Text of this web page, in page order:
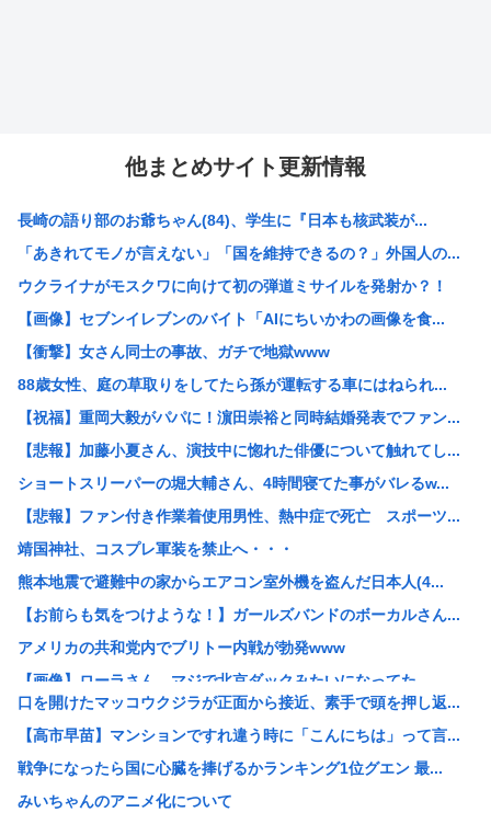
他まとめサイト更新情報
長崎の語り部のお爺ちゃん(84)、学生に『日本も核武装が...
「あきれてモノが言えない」「国を維持できるの？」外国人の...
ウクライナがモスクワに向けて初の弾道ミサイルを発射か？！
【画像】セブンイレブンのバイト「AIにちいかわの画像を食...
【衝撃】女さん同士の事故、ガチで地獄www
88歳女性、庭の草取りをしてたら孫が運転する車にはねられ...
【祝福】重岡大毅がパパに！濵田崇裕と同時結婚発表でファン...
【悲報】加藤小夏さん、演技中に惚れた俳優について触れてし...
ショートスリーパーの堀大輔さん、4時間寝てた事がバレるw...
【悲報】ファン付き作業着使用男性、熱中症で死亡 スポーツ...
靖国神社、コスプレ軍装を禁止へ・・・
熊本地震で避難中の家からエアコン室外機を盗んだ日本人(4...
【お前らも気をつけような！】ガールズバンドのボーカルさん...
アメリカの共和党内でブリトー内戦が勃発www
【画像】ローラさん、マジで北京ダックみたいになってた
警視庁の担当者「飯塚幸三を逮捕しなくていい理由を考えるた...
財務省のエース、高市早苗の消費税減税に反対したことで左遷...
【高市早苗】靖国神社「神社内で日本軍の服着たりするのやめ...
【悲報】レズ「女と付き合うの地獄すぎる、男はどうやって耐...
口を開けたマッコウクジラが正面から接近、素手で頭を押し返...
【高市早苗】マンションですれ違う時に「こんにちは」って言...
戦争になったら国に心臓を捧げるかランキング1位グエン 最...
みいちゃんのアニメ化について